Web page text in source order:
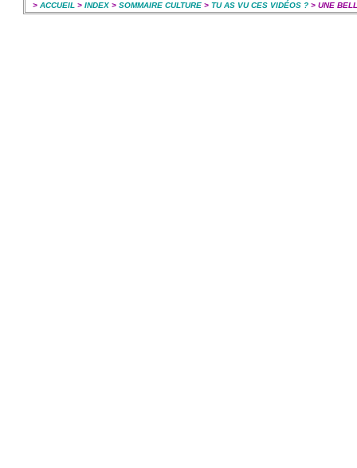
> ACCUEIL > INDEX> SOMMAIRE CULTURE> TU AS VU CES VIDÉOS ?> UNE